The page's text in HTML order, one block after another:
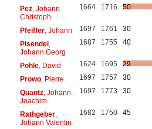
Pez, Johann
Christoph
1664 1716 50
Pfeiffer, Johann 1697 1761
30
Pisendel,
Johann Georg
1687 1755 40
Pohle, David 1624 1695
29
Prowo, Pierre 1697 1757
30
Quantz, Johann
Joachim
1697 1773 30
Rathgeber,
Johann Valentin
1682 1750 45